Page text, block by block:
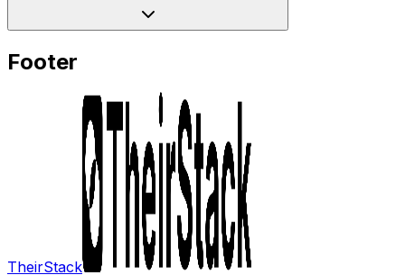
Footer
TheirStack